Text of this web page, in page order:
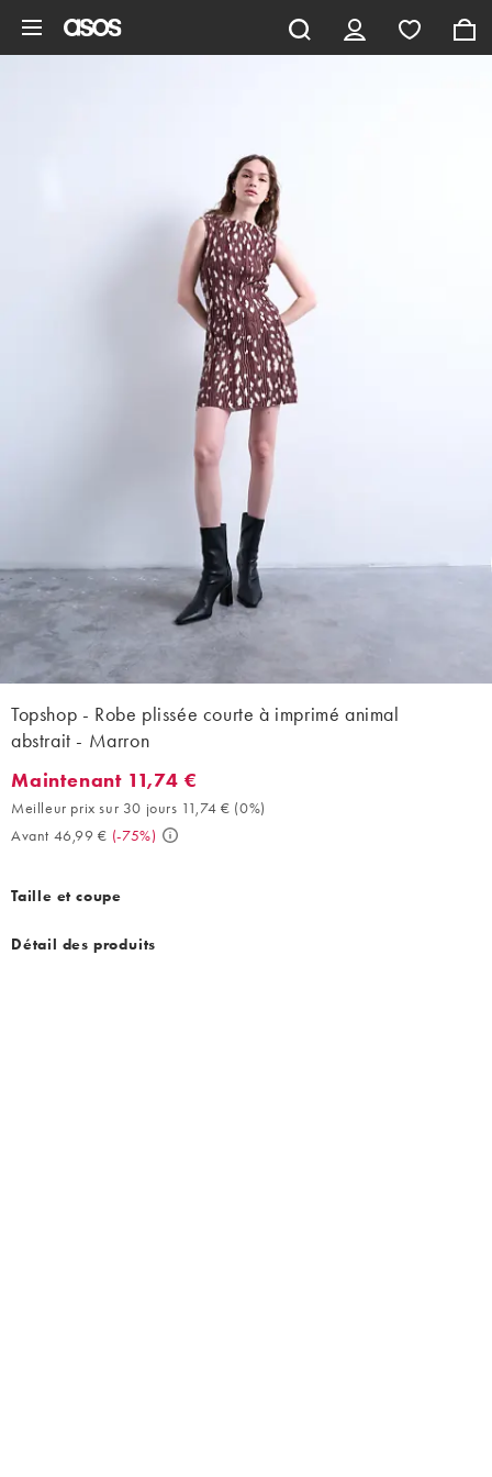
Topshop - Robe plissée courte à imprimé animal
abstrait - Marron
Maintenant 11,74 €. Meilleur prix sur 30 jours 11,74 € (0%).
Maintenant 11,74 €
Meilleur prix sur 30 jours 11,74 € (0%)
Avant 46,99 € (-75%)
Taille et coupe
Détail des produits